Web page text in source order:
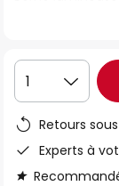
gallery
1
Retours
Experts à